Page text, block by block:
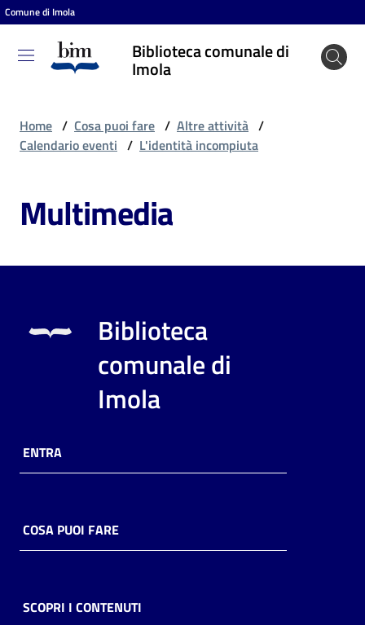
Vai al contenuto
Vai alla navigazione
Vai al footer
Comune di Imola
Biblioteca comunale di
Imola
Biblioteca
comunale
puoi
Risorse
online
Casa
Piani
Home / Cosa puoi fare / Altre attività /
Calendario eventi / L'identità incompiuta
Multimedia
Biblioteca
comunale di
Imola
ENTRA
COSA PUOI FARE
SCOPRI I CONTENUTI